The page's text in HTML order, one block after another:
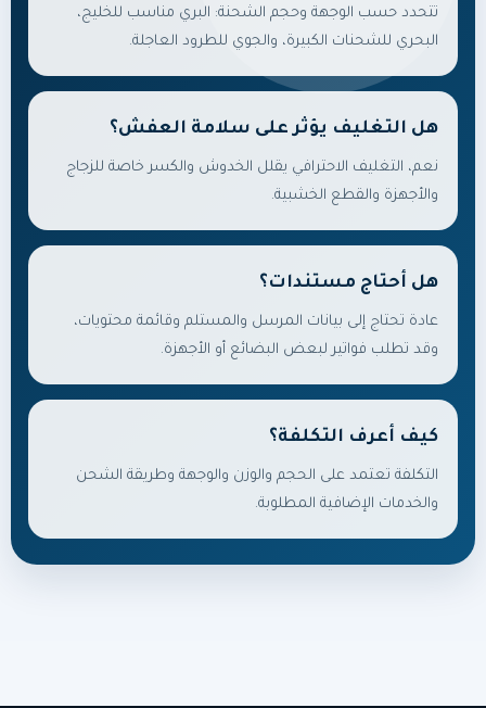
تتحدد حسب الوجهة وحجم الشحنة: البري مناسب للخليج،
البحري للشحنات الكبيرة، والجوي للطرود العاجلة.
هل التغليف يؤثر على سلامة العفش؟
نعم، التغليف الاحترافي يقلل الخدوش والكسر خاصة للزجاج
والأجهزة والقطع الخشبية.
هل أحتاج مستندات؟
عادة تحتاج إلى بيانات المرسل والمستلم وقائمة محتويات،
وقد تطلب فواتير لبعض البضائع أو الأجهزة.
كيف أعرف التكلفة؟
التكلفة تعتمد على الحجم والوزن والوجهة وطريقة الشحن
والخدمات الإضافية المطلوبة.